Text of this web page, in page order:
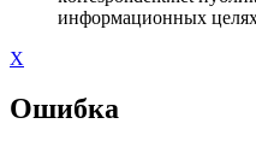
информационных
X
Ошибка